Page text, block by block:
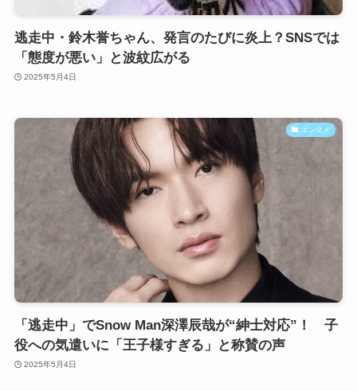
逃走中・鈴木誉ちゃん、発言のたびに炎上？SNSでは
「態度が悪い」と波紋広がる
2025年5月4日
エンタメ
「逃走中」でSnow Man深澤辰哉が“紳士対応”！ 子
役への気遣いに「王子様すぎる」と称賛の声
2025年5月4日